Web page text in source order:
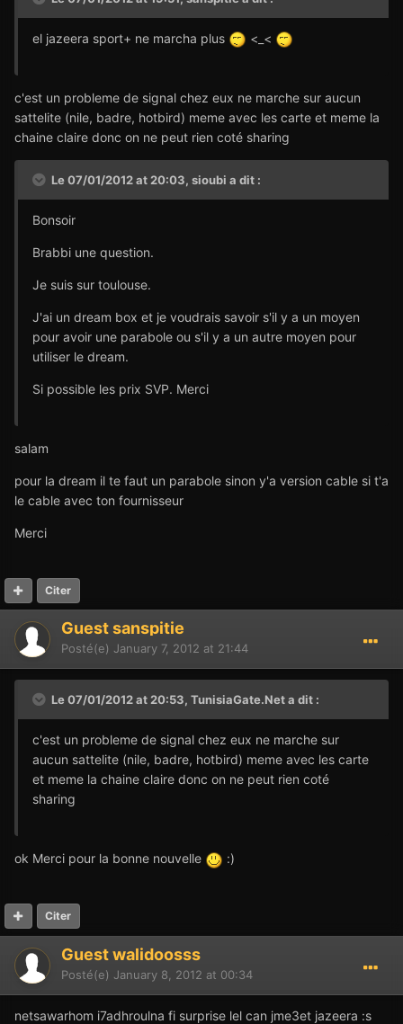
el jazeera sport+ ne marcha plus <_<
c'est un probleme de signal chez eux ne marche sur aucun
sattelite (nile, badre, hotbird) meme avec les carte et meme la
chaine claire donc on ne peut rien coté sharing
Le 07/01/2012 at 20:03, sioubi a dit :
Bonsoir
Brabbi une question.
Je suis sur toulouse.
J'ai un dream box et je voudrais savoir s'il y a un moyen
pour avoir une parabole ou s'il y a un autre moyen pour
utiliser le dream.
Si possible les prix SVP. Merci
salam
pour la dream il te faut un parabole sinon y'a version cable si t'a
le cable avec ton fournisseur
Merci
Citer
Guest sanspitie
Posté(e) January 7, 2012 at 21:44
Le 07/01/2012 at 20:53, TunisiaGate.Net a dit :
c'est un probleme de signal chez eux ne marche sur
aucun sattelite (nile, badre, hotbird) meme avec les carte
et meme la chaine claire donc on ne peut rien coté
sharing
ok Merci pour la bonne nouvelle :)
Citer
Guest walidoosss
Posté(e) January 8, 2012 at 00:34
netsawarhom i7adhroulna fi surprise lel can jme3et jazeera :s